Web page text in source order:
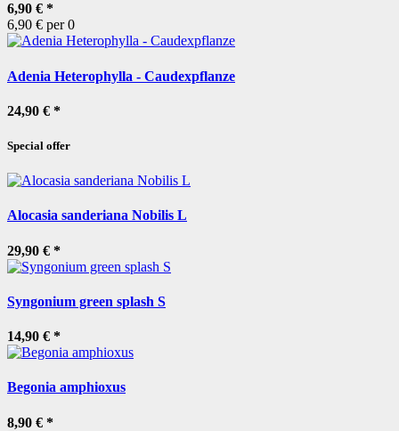
6,90 € *
6,90 € per 0
Adenia Heterophylla - Caudexpflanze
24,90 € *
Special offer
Alocasia sanderiana Nobilis L
29,90 € *
Syngonium green splash S
14,90 € *
Begonia amphioxus
8,90 € *